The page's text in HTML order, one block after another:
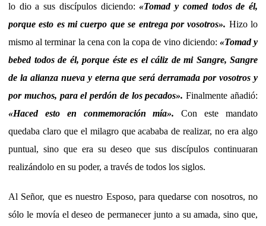
lo dio a sus discípulos diciendo:«Tomad y comed todos de él,
porque esto es mi cuerpo que se entrega por vosotros». Hizo lo
mismo al terminar la cena con la copa de vino diciendo: «Tomad y
bebed todos de él, porque éste es el cáliz de mi Sangre, Sangre
de la alianza nueva y eterna que será derramada por vosotros y
por muchos, para el perdón de los pecados». Finalmente añadió:
«Haced esto en conmemoración mía». Con este mandato
quedaba claro que el milagro que acababa de realizar, no era algo
puntual, sino que era su deseo que sus discípulos continuaran
realizándolo en su poder, a través de todos los siglos.
Al Señor, que es nuestro Esposo, para quedarse con nosotros, no
sólo le movía el deseo de permanecer junto a su amada, sino que,